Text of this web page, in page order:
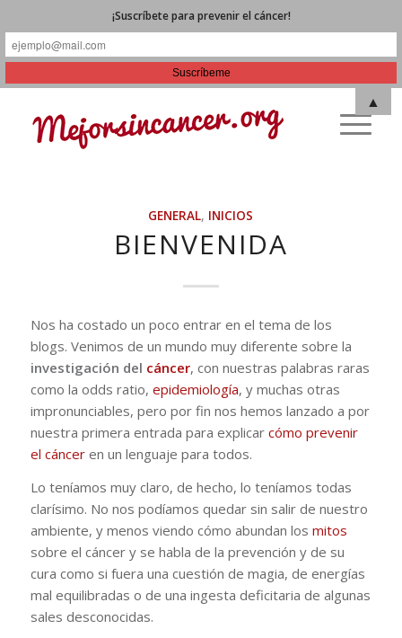
GENERAL, INICIOS
BIENVENIDA
Nos ha costado un poco entrar en el tema de los
blogs. Venimos de un mundo muy diferente sobre la
investigación del cáncer, con nuestras palabras raras
como la odds ratio, epidemiología, y muchas otras
impronunciables, pero por fin nos hemos lanzado a por
nuestra primera entrada para explicar cómo prevenir
el cánceren un lenguaje para todos.
Lo teníamos muy claro, de hecho, lo teníamos todas
clarísimo. No nos podíamos quedar sin salir de nuestro
ambiente, y menos viendo cómo abundan los mitos
sobre el cáncer y se habla de la prevención y de su
cura como si fuera una cuestión de magia, de energías
mal equilibradas o de una ingesta deficitaria de algunas
sales desconocidas.
¡Suscríbete para prevenir el cáncer!
▲